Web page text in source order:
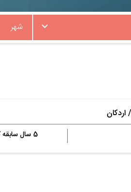
شهر
/اردکان
5 سال سابقه کار